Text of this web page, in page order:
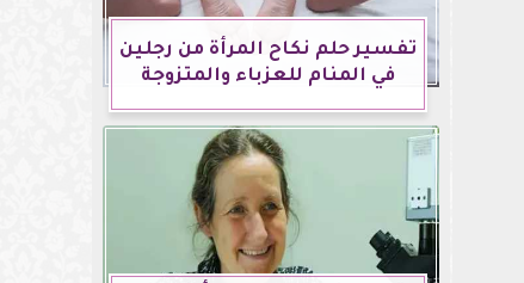
تفسير حلم نكاح المرأة من رجلين
في المنام للعزباء والمتزوجة